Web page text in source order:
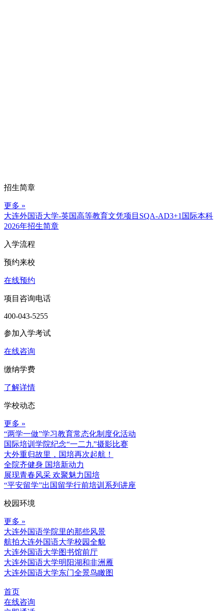
招生简章
更多 »
大连外国语大学-英国高等教育文凭项目SQA-AD3+1国际本科
2026年招生简章
入学流程
预约来校
在线预约
项目咨询电话
400-043-5255
参加入学考试
在线咨询
缴纳学费
了解详情
学校动态
更多 »
“两学一做”学习教育常态化制度化活动
国际培训学院纪念“一二九”摄影比赛
大外重归故里，国培再次起航！
全院齐健身 国培新动力
展现青春风采 欢聚魅力国培
“平安留学”出国留学行前培训系列讲座
校园环境
更多 »
大连外国语学院里的那些风景
航拍大连外国语大学校园全貌
大连外国语大学图书馆前厅
大连外国语大学明阳湖和非洲雁
大连外国语大学东门全景鸟瞰图
首页
在线咨询